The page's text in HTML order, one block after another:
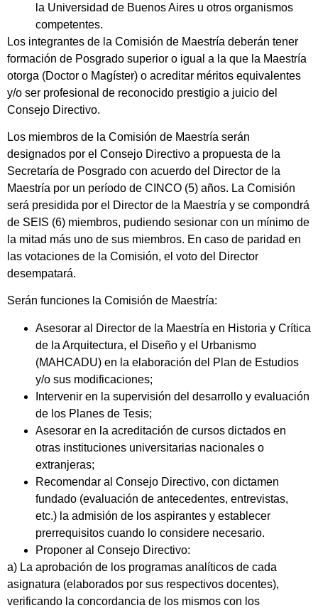
la Universidad de Buenos Aires u otros organismos
competentes.
Los integrantes de la Comisión de Maestría deberán tener
formación de Posgrado superior o igual a la que la Maestría
otorga (Doctor o Magíster) o acreditar méritos equivalentes
y/o ser profesional de reconocido prestigio a juicio del
Consejo Directivo.
Los miembros de la Comisión de Maestría serán
designados por el Consejo Directivo a propuesta de la
Secretaría de Posgrado con acuerdo del Director de la
Maestría por un período de CINCO (5) años. La Comisión
será presidida por el Director de la Maestría y se compondrá
de SEIS (6) miembros, pudiendo sesionar con un mínimo de
la mitad más uno de sus miembros. En caso de paridad en
las votaciones de la Comisión, el voto del Director
desempatará.
Serán funciones la Comisión de Maestría:
Asesorar al Director de la Maestría en Historia y Crítica
de la Arquitectura, el Diseño y el Urbanismo
(MAHCADU) en la elaboración del Plan de Estudios
y/o sus modificaciones;
Intervenir en la supervisión del desarrollo y evaluación
de los Planes de Tesis;
Asesorar en la acreditación de cursos dictados en
otras instituciones universitarias nacionales o
extranjeras;
Recomendar al Consejo Directivo, con dictamen
fundado (evaluación de antecedentes, entrevistas,
etc.) la admisión de los aspirantes y establecer
prerrequisitos cuando lo considere necesario.
Proponer al Consejo Directivo:
a) La aprobación de los programas analíticos de cada
asignatura (elaborados por sus respectivos docentes),
verificando la concordancia de los mismos con los